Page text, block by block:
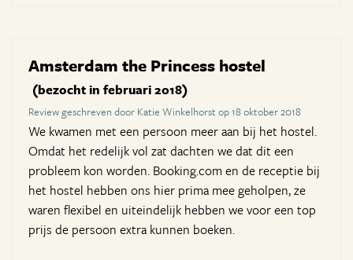
Amsterdam the Princess hostel
(bezocht in februari 2018)
Review geschreven door Katie Winkelhorst op 18 oktober 2018
We kwamen met een persoon meer aan bij het hostel.
Omdat het redelijk vol zat dachten we dat dit een
probleem kon worden. Booking.com en de receptie bij
het hostel hebben ons hier prima mee geholpen, ze
waren flexibel en uiteindelijk hebben we voor een top
prijs de persoon extra kunnen boeken.